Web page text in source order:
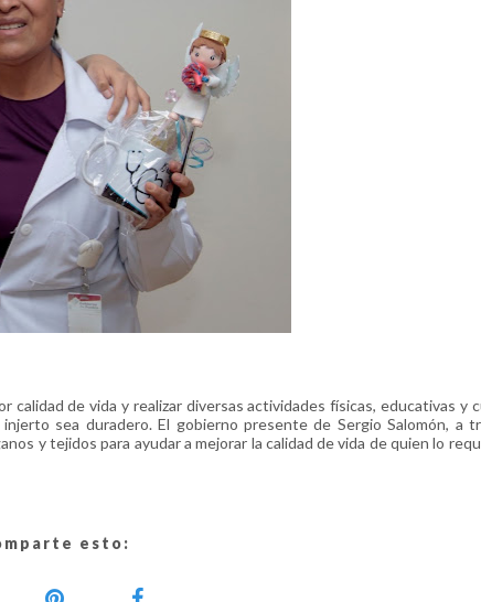
de vida y realizar diversas actividades físicas, educativas y
sea duradero. El gobierno presente de Sergio Salomón, a
y tejidos para ayudar a mejorar la calidad de vida de quien lo
esto: